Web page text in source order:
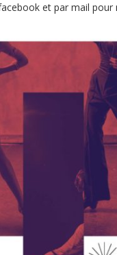
et par mail pour